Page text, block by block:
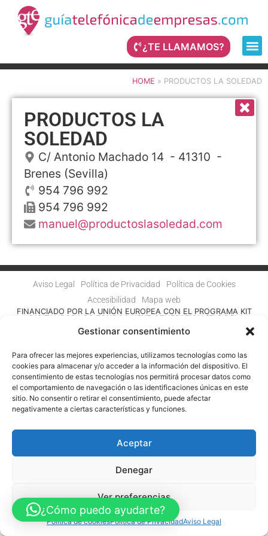
Gestionar consentimiento
Para ofrecer las mejores experiencias, utilizamos tecnologías como las
cookies para almacenar y/o acceder a la información del dispositivo. El
consentimiento de estas tecnologías nos permitirá procesar datos como
el comportamiento de navegación o las identificaciones únicas en este
sitio. No consentir o retirar el consentimiento, puede afectar
negativamente a ciertas características y funciones.
Aceptar
Denegar
Ver preferencias
Política de cookiesPolítica de PrivacidadAviso Legal
¿TE LLAMAMOS?
HOME » PRODUCTOS LA SOLEDAD
PRODUCTOS LA
SOLEDAD
C/ Antonio Machado 14 - 41310 -
Brenes (Sevilla)
954 796 992
954 796 992
manuel@productoslasoledad.com
Aviso Legal Política de Privacidad
Política de Cookies
Accesibilidad
Mapa web
FINANCIADO POR LA UNIÓN EUROPEA CON EL PROGRAMA KIT
DIGITAL POR LOS FONDOS NEXT GENERATION (EU) DEL
MECANISMO DE RECUPERACIÓN Y RESILENCIA
© Guia Telefónica de Empresas – Todos los derechos reservados.
¿Cómo puedo ayudarte?